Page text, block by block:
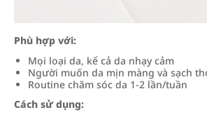
Phù hợp với:
Mọi loại da, kể cả da nhạy cảm
Người muốn da mịn màng và sạch
Routine chăm sóc da 1-2 lần/tuần
Cách sử dụng: